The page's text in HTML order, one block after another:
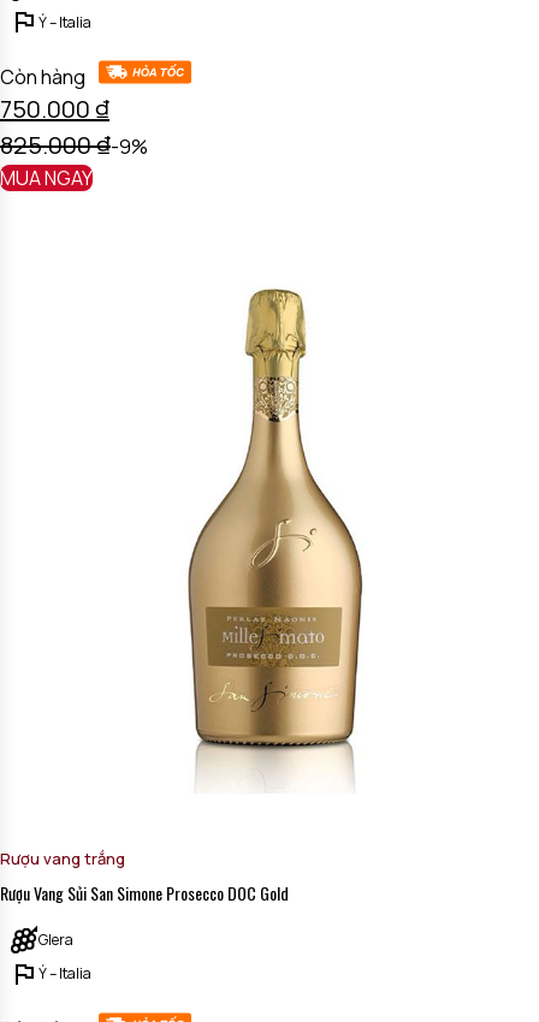
Ý – Italia
Còn hàng
750.000₫
825.000₫-9%
MUA NGAY
Rượu vang trắng
Rượu Vang Sủi San Simone Prosecco DOC Gold
Glera
Ý – Italia